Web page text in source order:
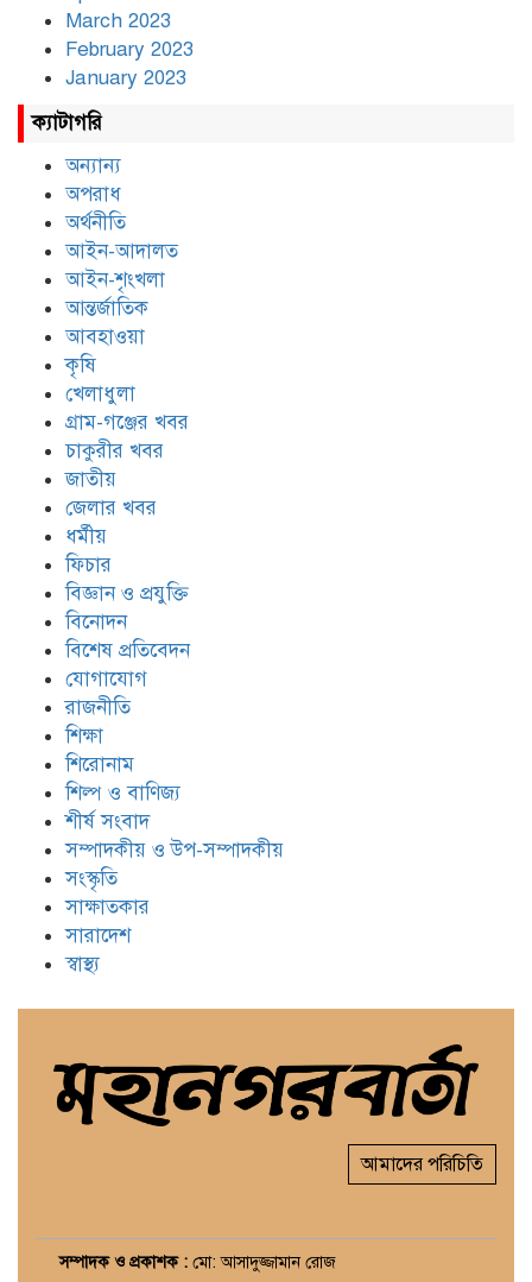
March 2023
February 2023
January 2023
ক্যাটাগরি
অন্যান্য
অপরাধ
অর্থনীতি
আইন-আদালত
আইন-শৃংখলা
আন্তর্জাতিক
আবহাওয়া
কৃষি
খেলাধুলা
গ্রাম-গঞ্জের খবর
চাকুরীর খবর
জাতীয়
জেলার খবর
ধর্মীয়
ফিচার
বিজ্ঞান ও প্রযুক্তি
বিনোদন
বিশেষ প্রতিবেদন
যোগাযোগ
রাজনীতি
শিক্ষা
শিরোনাম
শিল্প ও বাণিজ্য
শীর্ষ সংবাদ
সম্পাদকীয় ও উপ-সম্পাদকীয়
সংস্কৃতি
সাক্ষাতকার
সারাদেশ
স্বাস্থ্য
আমাদের পরিচিতি
সম্পাদক ও প্রকাশক : মো: আসাদুজ্জামান রোজ